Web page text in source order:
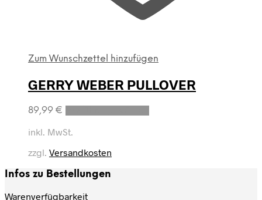
Zum Wunschzettel hinzufügen
GERRY WEBER PULLOVER
89,99 €
Dieses
inkl. MwSt.
zzgl. Versandkosten
Infos zu Bestellungen
Warenverfügbarkeit